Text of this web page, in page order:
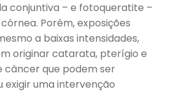
conjuntiva – e fotoqueratite –
Porém, exposições
a baixas intensidades,
originar catarata, pterígio e
câncer que podem ser
exigir uma intervenção